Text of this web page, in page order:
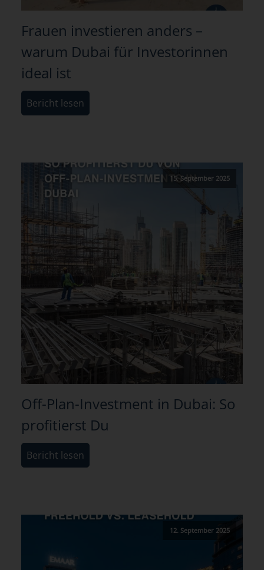
Frauen investieren anders –
warum Dubai für Investorinnen
ideal ist
Bericht lesen
15. September 2025
Off-Plan-Investment in Dubai: So
profitierst Du
Bericht lesen
12. September 2025